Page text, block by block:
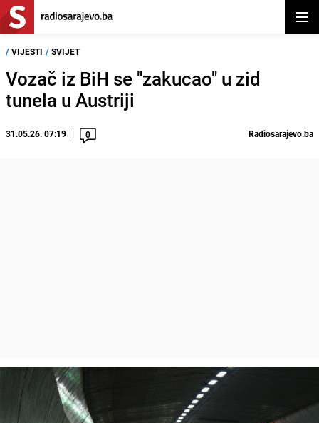
/ VIJESTI / SVIJET
Vozač iz BiH se "zakucao" u zid
tunela u Austriji
31.05.26. 07:19 0 Radiosarajevo.ba